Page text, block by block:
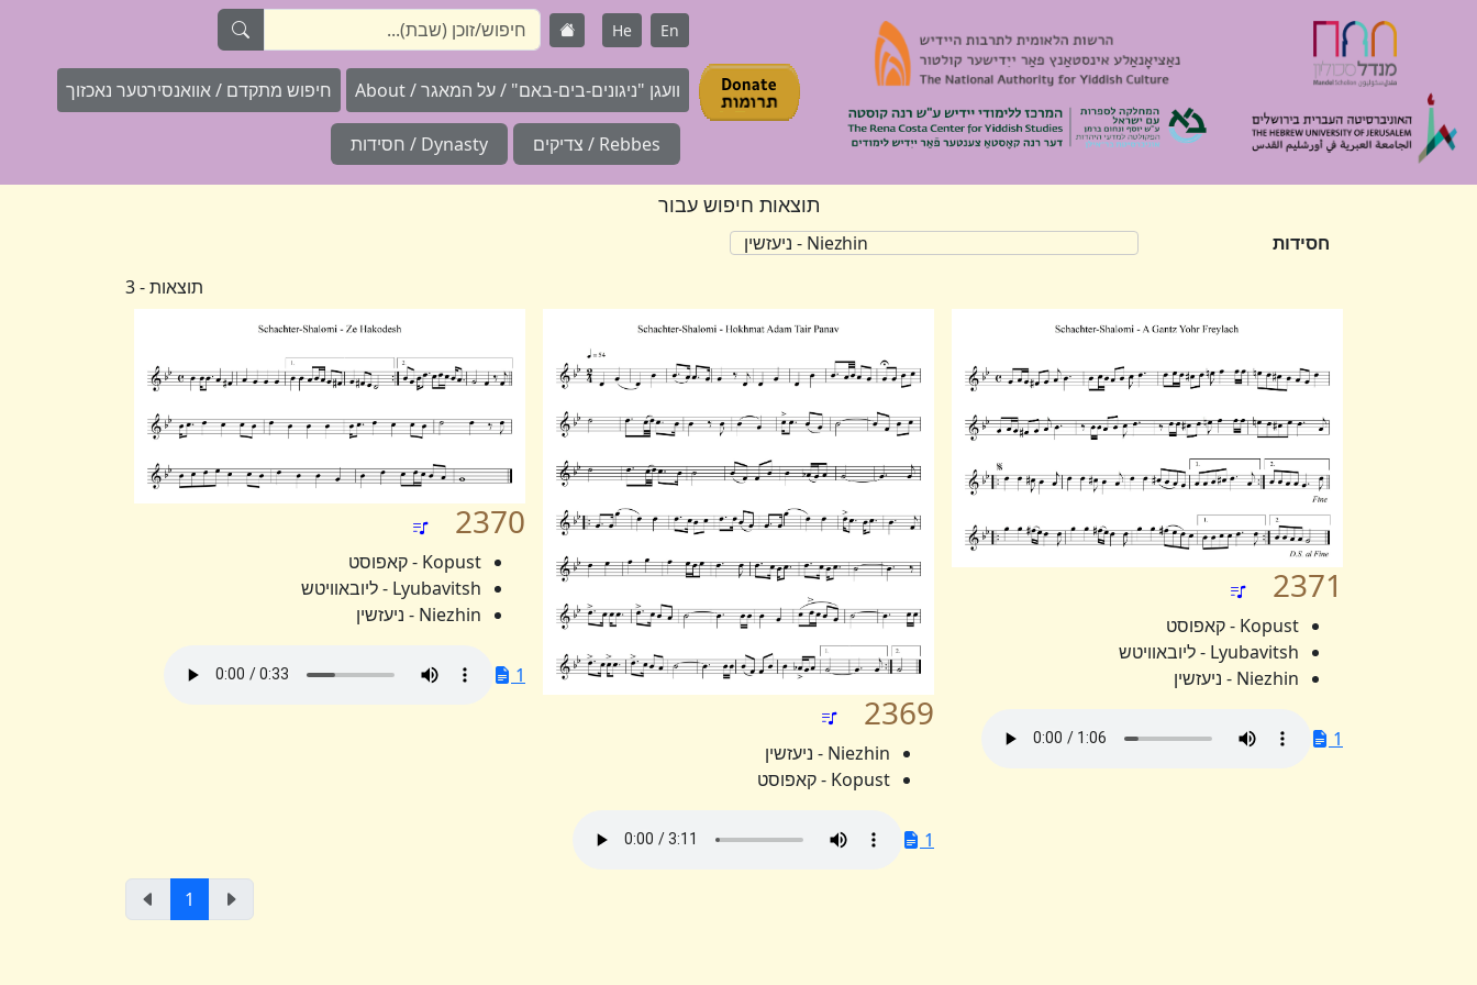
En
He
וועגן "ניגונים-בים-באם" / על המאגר / About חיפוש מתקדם / אוואנסירטער נאכזוך
Rebbes / צדיקים Dynasty / חסידות
תוצאות חיפוש עבור
חסידות
Niezhin - ניעזשין
תוצאות - 3
2371
Kopust - קאפוסט
Lyubavitsh - ליובאוויטש
Niezhin - ניעזשין
1
2369
Niezhin - ניעזשין
Kopust - קאפוסט
1
2370
Kopust - קאפוסט
Lyubavitsh - ליובאוויטש
Niezhin - ניעזשין
1
1